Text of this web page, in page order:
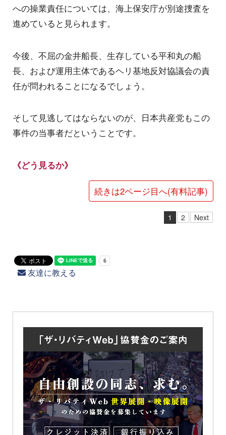
への操業責任については、海上保安庁が別途捜査を
進めていると見られます。
今後、不屈の金井船長、生存している平和丸の船
長、および運用主体であるヘリ基地反対協議会の責
任が問われることになるでしょう。
そして見逃してはならないのが、日本共産党もこの
事件の当事者だということです。
《どう見るか》
続きは2ページ目へ(有料記事)
1 2 Next
友達に教える